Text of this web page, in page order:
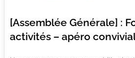
[Assemblée Générale] :
activités – apéro